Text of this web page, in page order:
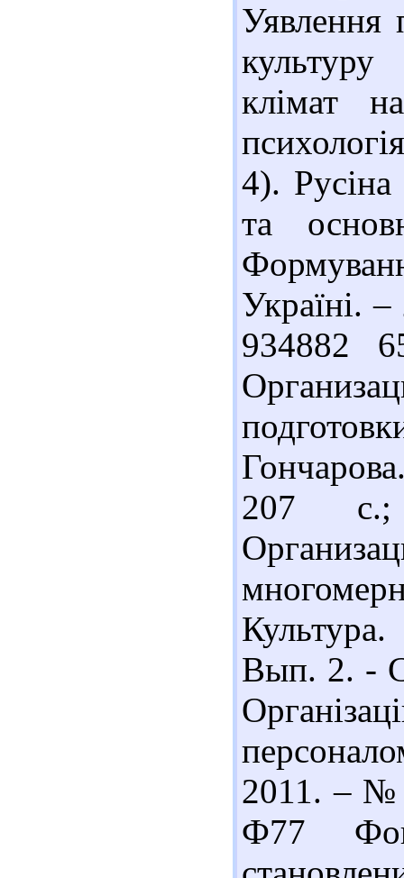
Уявлення
культуру
клімат
4).
та
Україні.
934882
207
Вып. 2. -
2011. – №
Ф77